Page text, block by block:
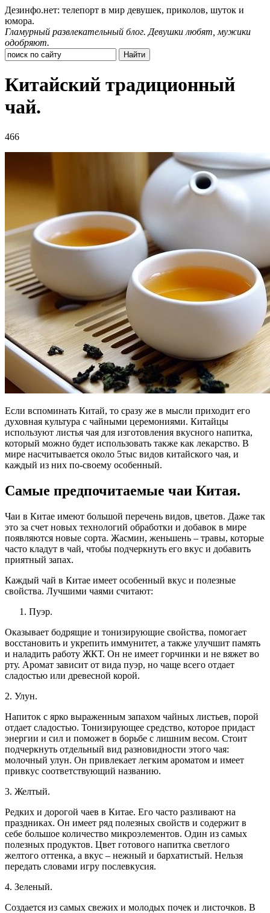
Дезинфо.нет: телепорт в мир девушек, приколов, шуток и
юмора.
Гламурный развлекательный блог. Девушки любят, мужики
одобряют.
Китайский традиционный
чай.
466
Если вспоминать Китай, то сразу же в мысли приходит его
духовная культура с чайными церемониями. Китайцы
используют листья чая для изготовления вкусного напитка,
который можно будет использовать также как лекарство. В
мире насчитывается около 5тыс видов китайского чая, и
каждый из них по-своему особенный.
Самые предпочитаемые чаи Китая.
Чаи в Китае имеют большой перечень видов, цветов. Даже так
это за счет новых технологий обработки и добавок в мире
появляются новые сорта. Жасмин, женьшень – травы, которые
часто кладут в чай, чтобы подчеркнуть его вкус и добавить
приятный запах.
Каждый чай в Китае имеет особенный вкус и полезные
свойства. Лучшими чаями считают:
Пуэр.
Оказывает бодрящие и тонизирующие свойства, помогает
восстановить и укрепить иммунитет, а также улучшит память
и наладить работу ЖКТ. Он не имеет горчинки и не вяжет во
рту. Аромат зависит от вида пуэр, но чаще всего отдает
сладостью или древесной корой.
2. Улун.
Напиток с ярко выраженным запахом чайных листьев, порой
отдает сладостью. Тонизирующее средство, которое придаст
энергии и сил и поможет в борьбе с лишним весом. Стоит
подчеркнуть отдельный вид разновидности этого чая:
молочный улун. Он привлекает легким ароматом и имеет
привкус соответствующий названию.
3. Желтый.
Редких и дорогой чаев в Китае. Его часто разливают на
праздниках. Он имеет ряд полезных свойств и содержит в
себе большое количество микроэлементов. Один из самых
полезных продуктов. Цвет готового напитка светлого
желтого оттенка, а вкус – нежный и бархатистый. Нельзя
передать словами игру послевкусия.
4. Зеленый.
Создается из самых свежих и молодых почек и листочков. В